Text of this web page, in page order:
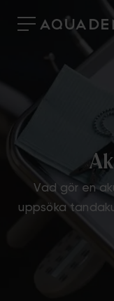
Vad gör en
uppsöka